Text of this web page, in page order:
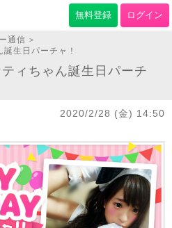
無料登録 ログイン
通信 >
生日パーチャ！
ィちゃん誕生日パーチ
2020/2/28 (金) 14:50